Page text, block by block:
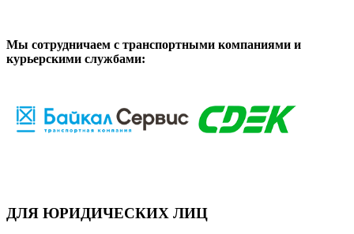
Мы сотрудничаем с транспортными компаниями и
курьерскими службами:
ДЛЯ ЮРИДИЧЕСКИХ ЛИЦ